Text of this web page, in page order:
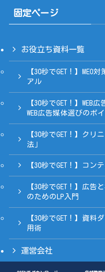
固定ページ
お役立ち資料一覧
【30秒でGET！】MEO
アル
【30秒でGET！】WEB
WEB広告媒体選びのポ
【30秒でGET！】ク
法」
【30秒でGET！】コン
【30秒でGET！】広告
のためのLP入門
【30秒でGET！】資
用術
運営会社